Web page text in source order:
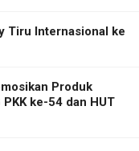
Tiru Internasional ke
Produk
ke-54 dan HUT